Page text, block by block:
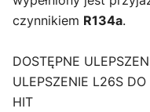
czynnikiem R134a.
DOSTĘPNE
ULEPSZENIE L26S DO
HIT